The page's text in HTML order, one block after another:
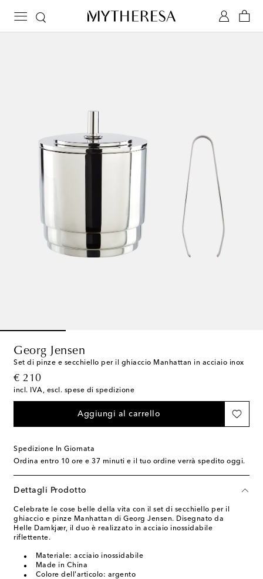
Georg Jensen
Set di pinze e secchiello per il ghiaccio Manhattan in acciaio inox
€ 210
original price
incl. IVA, escl. spese di spedizione
Aggiungi al carrello
Spedizione In Giornata
Ordina entro 10 ore e 37 minuti e il tuo ordine verrà spedito oggi.
Dettagli Prodotto
Celebrate le cose belle della vita con il set di secchiello per il
ghiaccio e pinze Manhattan di Georg Jensen. Disegnato da
Helle Damkjær, il duo è realizzato in acciaio inossidabile
riflettente.
Materiale: acciaio inossidabile
Made in China
Colore dell'articolo: argento